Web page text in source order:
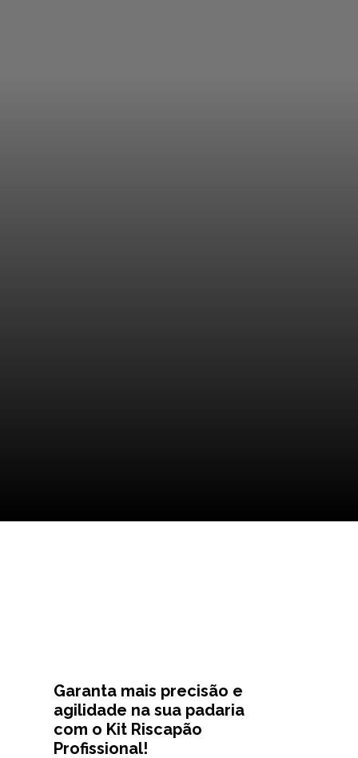
Garanta mais precisão e
agilidade na sua padaria
com o Kit Riscapão
Profissional!